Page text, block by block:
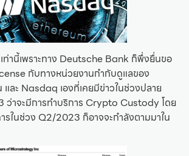
ท่านี้เพราะทาง Deutsche Bank ก็พึ่งยื่นขอ
กับทางหน่วยงานกำกับดูแลของ
และ Nasdaq เองที่เคยมีข่าวในช่วงปลาย
ว่าจะมีการทำบริการ Crypto Custody โดย
ารในช่วง Q2/2023 ก็อาจจะกำลังตามมาใน